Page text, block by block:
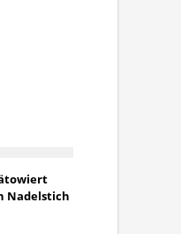
Nadelstich